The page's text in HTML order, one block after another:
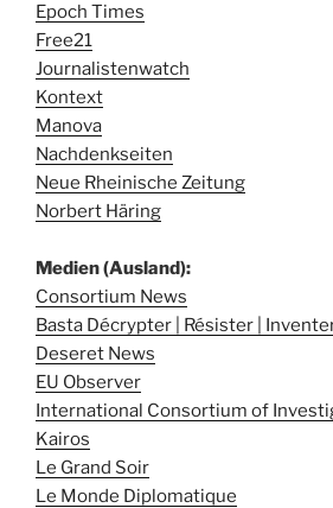
Epoch Times
Free21
Journalistenwatch
Kontext
Manova
Nachdenkseiten
Neue Rheinische Zeitung
Norbert Häring
Medien (Ausland):
Consortium News
Basta Décrypter | Résister |
Deseret News
EU Observer
International Consortium of
Kairos
Le Grand Soir
Le Monde Diplomatique